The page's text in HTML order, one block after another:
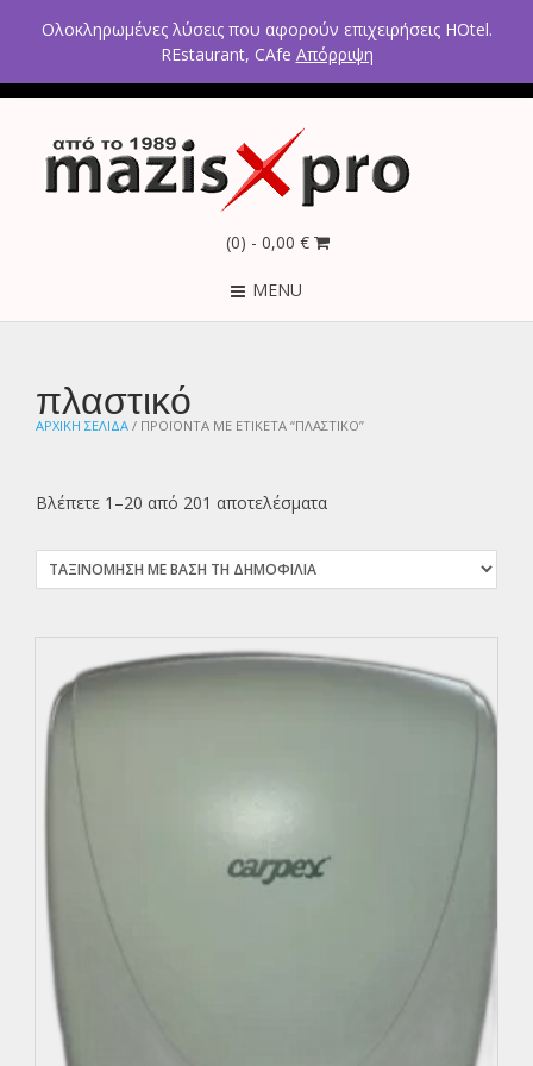
2ο χλμ Κρανιδίου – Πορτοχελίου, Αργολίδα 21300
Τηλέφωνα: 2754021300 – 6946670771 - 6980602291
(0) - 0,00 €
MENU
ΑΡΧΙΚΉ ΣΕΛΊΔΑ / ΠΡΟΪΌΝΤΑ ΜΕ ΕΤΙΚΈΤΑ “ΠΛΑΣΤΙΚΌ”
πλαστικό
Βλέπετε 1–20 από 201 αποτελέσματα
Ολοκληρωμένες λύσεις που αφορούν επιχειρήσεις HOtel.
REstaurant, CAfe Απόρριψη